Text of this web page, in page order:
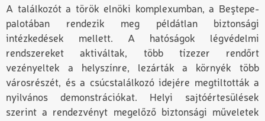
A találkozót a török elnöki komplexumban, a Beştepe-
palotában rendezik meg példátlan biztonsági
intézkedések mellett. A hatóságok légvédelmi
rendszereket aktiváltak, több tízezer rendőrt
vezényeltek a helyszínre, lezárták a környék több
városrészét, és a csúcstalálkozó idejére megtiltották a
nyilvános demonstrációkat. Helyi sajtóértesülések
szerint a rendezvényt megelőző biztonsági műveletek